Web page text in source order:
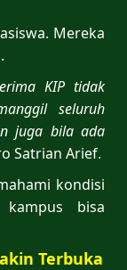
Mereka
KIP tidak
seluruh
juga bila ada
Satrian Arief.
kondisi
bisa
Terbuka